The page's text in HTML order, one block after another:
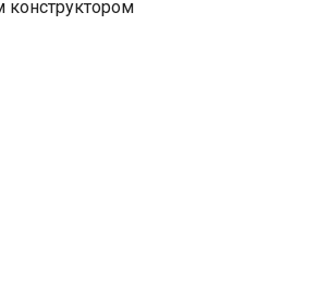
конструктором